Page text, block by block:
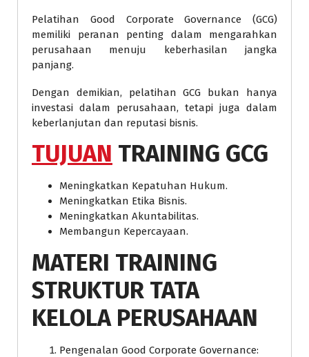
Pelatihan Good Corporate Governance (GCG)
memiliki peranan penting dalam mengarahkan
perusahaan menuju keberhasilan jangka
panjang.
Dengan demikian, pelatihan GCG bukan hanya
investasi dalam perusahaan, tetapi juga dalam
keberlanjutan dan reputasi bisnis.
TUJUAN TRAINING GCG
Meningkatkan Kepatuhan Hukum.
Meningkatkan Etika Bisnis.
Meningkatkan Akuntabilitas.
Membangun Kepercayaan.
MATERI TRAINING
STRUKTUR TATA
KELOLA PERUSAHAAN
Pengenalan Good Corporate Governance: